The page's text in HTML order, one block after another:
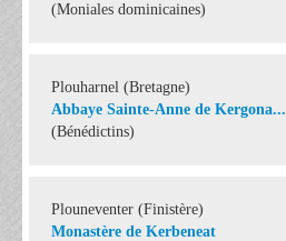
(Moniales dominicaines)
Plouharnel (Bretagne)
Abbaye Sainte-Anne de Kergona...
(Bénédictins)
Plouneventer (Finistère)
Monastère de Kerbeneat